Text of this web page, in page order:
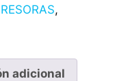
,
adicional